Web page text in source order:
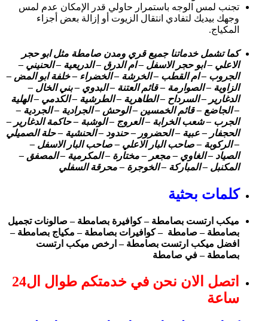
تجنب لمس الوجه باستمرار حاولي قدر الإمكان عدم لمس
وجهك بيديك لتفادي انتقال الزيوت أو إزالة بعض أجزاء
المكياج.
كما تشمل خدماتنا جميع قري ومدن صامطة مثل ابو حجر
الاعلي – ابو حجر الاسفل – ام الدرق – الدريعية – الحنيني –
الجروب – ام القطب – الخرشة – الخضراء – خلفة ابو المض –
الزاوية – الصوارمة – قائم العتنة – البدوي – بني الخال –
الدغارير – السرداح – الطاهرية – الطرشية – الكدمي – الهلية
– الجاضع – قائم الخمسين – الوحش – الجرادية – الجردية –
الجرب – شعب الخرابة – العروج – الوشبة – حاكمة الدغارير –
الحجفار – عبية – الحضرور – حندود – الحنشية – حلة الصميلي
– الركوبة – صاحب البار الاعلي – صاحب البار الاسفل –
الصياد – الغاوي – مجعر – مختارة – المكرمية – المصفق –
المكنبل – المباركة – الخوجرة – محرقة السفلي
كلمات بحثية
ميكب ارتست بصامطة – كوافيرة بصامطة – صالونات تجميل
بصامطة – صامطة – كوافيرات بصامطة – مكياج بصامطة –
افضل ميكب ارتست بصامطة – ارخص ميكب ارتست
بصامطة – في صامطة
اتصل الان نحن في خدمتكم طوال ال24
ساعة